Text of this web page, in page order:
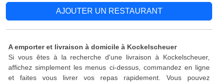
AJOUTER UN RESTAURANT
A emporter et livraison à domicile à Kockelscheuer
Si vous êtes à la recherche d'une livraison à Kockelscheuer,
affichez simplement les menus ci-dessus, commandez en ligne
et faites vous livrer vos repas rapidement. Vous pouvez